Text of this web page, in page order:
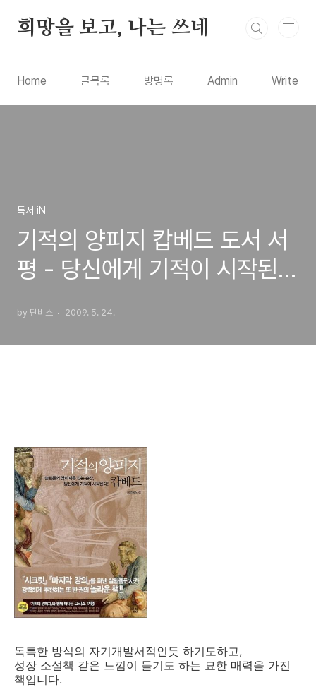
희망을 보고, 나는 쓰네
Home 글목록 방명록 Admin Write
독서 iN
기적의 양피지 캅베드 도서 서
평 - 당신에게 기적이 시작된
by 단비스 2009. 5. 24.
독특한 방식의 자기개발서적인듯 하기도하고,
성장 소설책 같은 느낌이 들기도 하는 묘한 매력을 가진
책입니다.